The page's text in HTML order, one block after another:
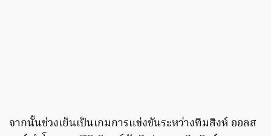
จากนั้นช่วงเย็นเป็นเกมการแข่งขันระหว่างทีมสิงห์ ออลส